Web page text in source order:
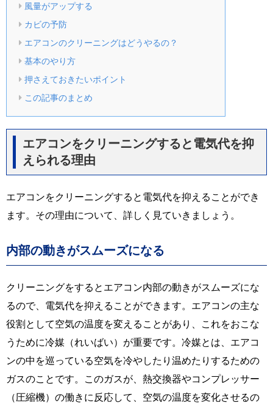
風量がアップする
カビの予防
エアコンのクリーニングはどうやるの？
基本のやり方
押さえておきたいポイント
この記事のまとめ
エアコンをクリーニングすると電気代を抑
えられる理由
エアコンをクリーニングすると電気代を抑えることができ
ます。その理由について、詳しく見ていきましょう。
内部の動きがスムーズになる
クリーニングをするとエアコン内部の動きがスムーズにな
るので、電気代を抑えることができます。エアコンの主な
役割として空気の温度を変えることがあり、これをおこな
うために冷媒（れいばい）が重要です。冷媒とは、エアコ
ンの中を巡っている空気を冷やしたり温めたりするための
ガスのことです。このガスが、熱交換器やコンプレッサー
（圧縮機）の働きに反応して、空気の温度を変化させるの